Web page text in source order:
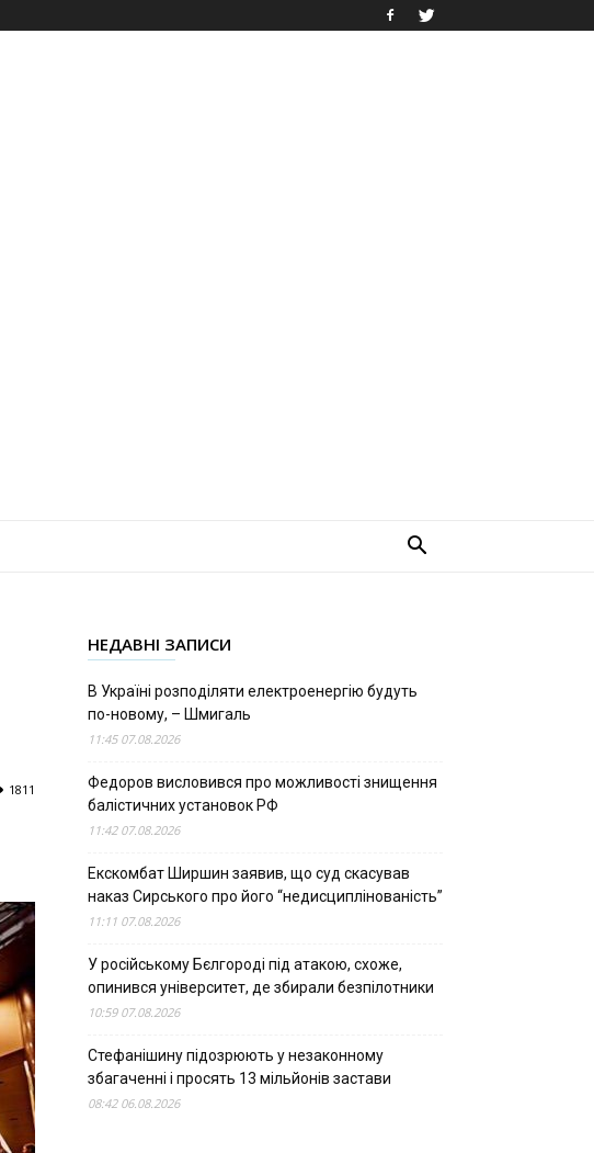
1811
НЕДАВНІ ЗАПИСИ
В Україні розподіляти електроенергію будуть
по-новому, – Шмигаль
11:45 07.08.2026
Федоров висловився про можливості знищення
балістичних установок РФ
11:42 07.08.2026
Екскомбат Ширшин заявив, що суд скасував
наказ Сирського про його “недисциплінованість”
11:11 07.08.2026
У російському Бєлгороді під атакою, схоже,
опинився університет, де збирали безпілотники
10:59 07.08.2026
Стефанішину підозрюють у незаконному
збагаченні і просять 13 мільйонів застави
08:42 06.08.2026